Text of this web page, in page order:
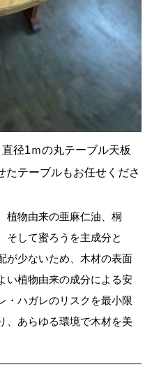
径1ｍの丸テーブル天板
たテーブルもお任せくださ
植物由来の亜麻仁油、桐
そして蜜ろうを主成分と
が少ないため、木材の表面
い植物由来の成分による安
・ハガレのリスクを最小限
、あらゆる環境で木材を美